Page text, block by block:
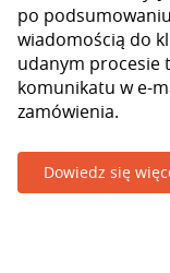
po
wiadomością do
udanym procesie
komunikatu w e-
zamówienia.
Dowiedz się